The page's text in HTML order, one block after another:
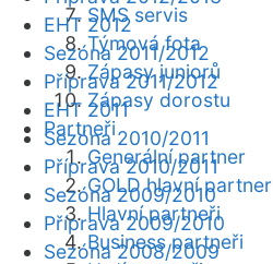
SMS servis
Týmová fota
Zápasy juniorů
Zápasy dorostu
Partneři
Generální partner
GOLD hlavní partner
Hlavní partneři
Business partneři
EHT 2012
Sezóna 2011/2012
Příprava 2011/2012
EHT 2011
Sezóna 2010/2011
Příprava 2010/2011
Sezóna 2009/2010
Příprava 2009/2010
Sezóna 2008/2009